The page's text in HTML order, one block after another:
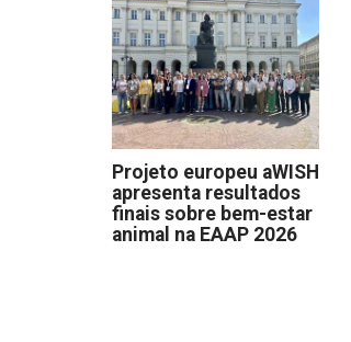
Projeto europeu aWISH
apresenta resultados
finais sobre bem-estar
animal na EAAP 2026